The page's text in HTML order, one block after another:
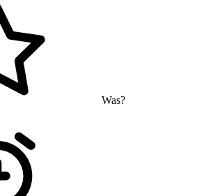
Was?